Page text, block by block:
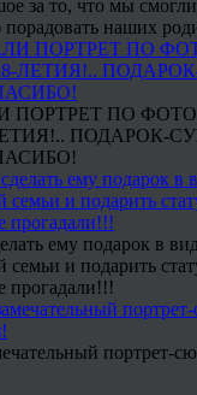
за то, что мы
порадовать наших
ПОРТРЕТ ПО
ПОДАРОК-
ему подарок в
семьи и подарить
прогадали!!!
портрет-